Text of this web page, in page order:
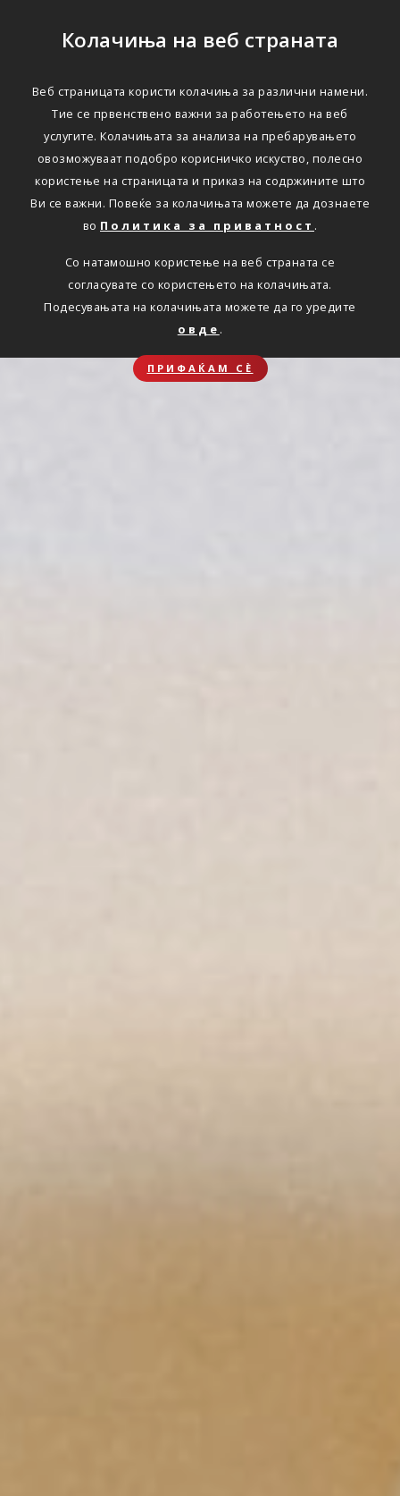
Колачиња на веб страната
Веб страницата користи колачиња за различни намени.
Тие се првенствено важни за работењето на веб
услугите. Колачињата за анализа на пребарувањето
овозможуваат подобро корисничко искуство, полесно
користење на страницата и приказ на содржините што
Ви се важни. Повеќе за колачињата можете да дознаете
во Политика за приватност .
Со натамошно користење на веб страната се
согласувате со користењето на колачињата.
Подесувањата на колачињата можете да го уредите
овде .
ПРИФАЌАМ СЀ